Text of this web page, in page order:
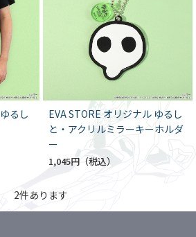
るし
EVA STORE オリジナル ゆるし
と・アクリルミラーキーホルダ
ー
1,045円
2件あります